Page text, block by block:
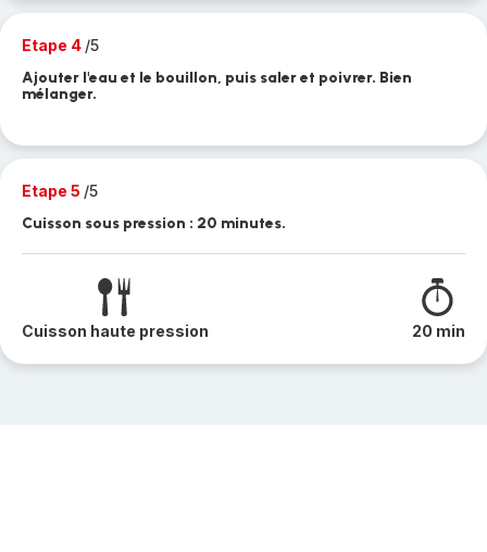
Etape 4 /5
Ajouter l'eau et le bouillon, puis saler et poivrer. Bien
mélanger.
Etape 5 /5
Cuisson sous pression : 20 minutes.
Cuisson haute pression 20 min